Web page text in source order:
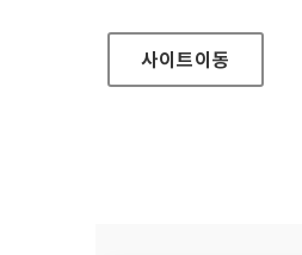
사이트이동